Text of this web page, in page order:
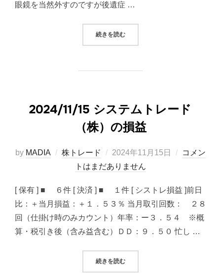
眼鏡を当然外すのですが後遺症 …
続きを読む“やっと眼鏡に慣れて来たかも”
2024/11/15 システムトレード
（株）の損益
by MADIA 株トレード
投
稿
2024年11月15日
コメン
トはまだありません
[ 保有 ] ■ ６件 [ 決済 ] ■ １件 [ シストレ損益 ]前日
比：＋当月損益：＋１．５３％ 当月取引回数： ２８
回（仕掛け時のみカウント）年率：ー３．５４ ※概
算・税引き後（含み益含む）ＤＤ：９．５０ 忙し …
続きを読む“2024/11/15 システムトレード（